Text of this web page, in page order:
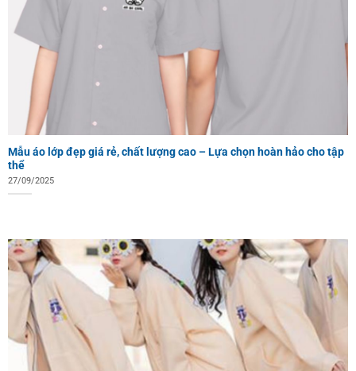
Mẫu áo lớp đẹp giá rẻ, chất lượng cao – Lựa chọn hoàn hảo cho tập
thể
27/09/2025